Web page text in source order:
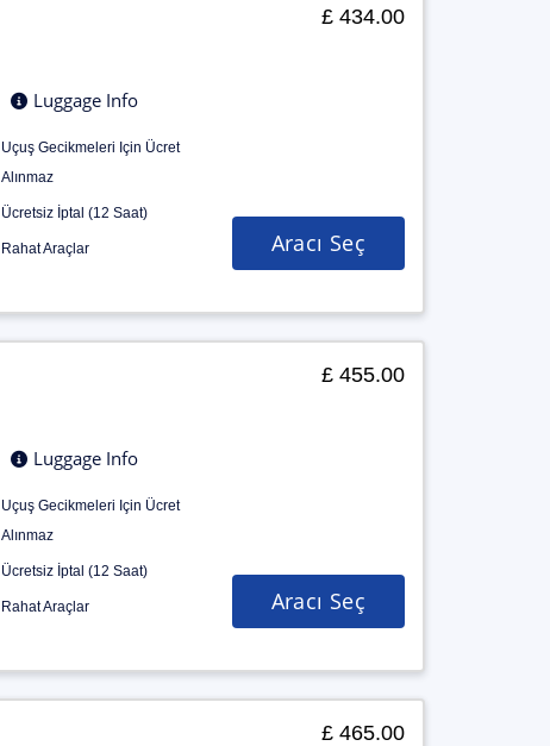
Luggage Info
Uçuş Gecikmeleri Için Ücret
Alınmaz
Ücretsiz İptal (12 Saat)
Rahat Araçlar
£ 434.00
Aracı Seç
Luggage Info
Uçuş Gecikmeleri Için Ücret
Alınmaz
Ücretsiz İptal (12 Saat)
Rahat Araçlar
£ 455.00
Aracı Seç
£ 465.00